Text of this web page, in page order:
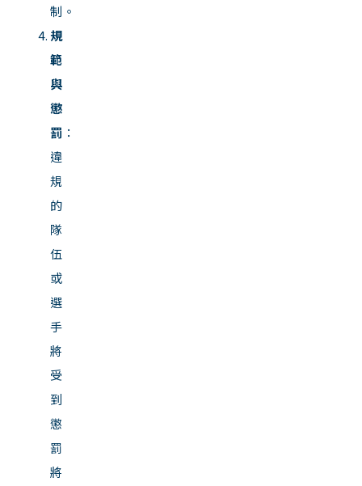
制。
規
範
與
懲
罰 ：
違
規
的
隊
伍
或
選
手
將
受
到
懲
罰
將